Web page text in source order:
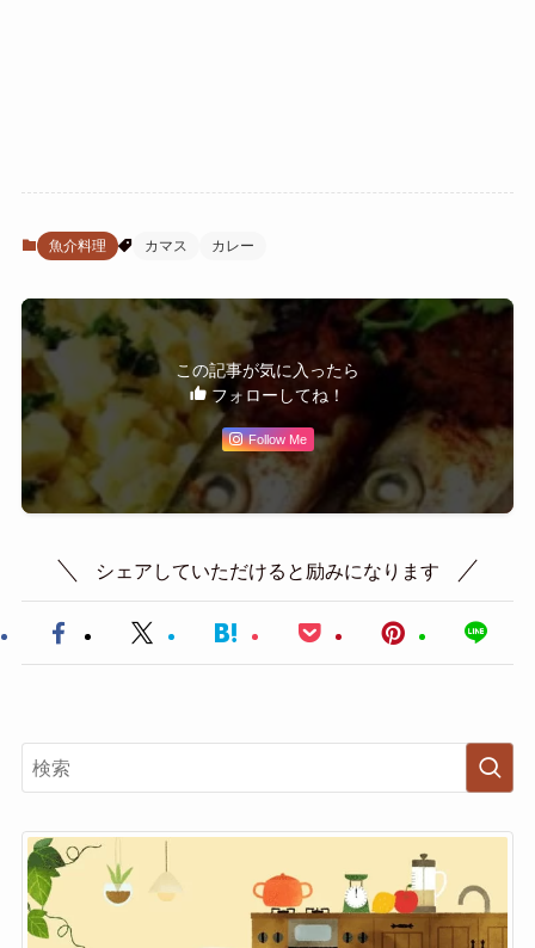
魚介料理 カマス カレー
この記事が気に入ったら
フォローしてね！
Follow Me
シェアしていただけると励みになります